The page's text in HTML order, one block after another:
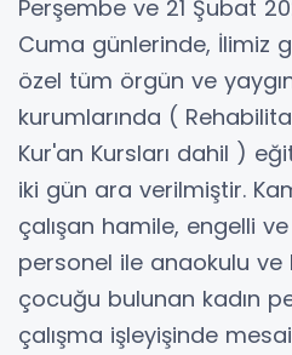
Perşembe ve 21 Şubat
Cuma günlerinde, İlimiz
özel tüm örgün ve
kurumlarında (
Kur'an Kursları dahil )
iki gün ara verilmiştir.
çalışan hamile, engelli
personel ile anaokulu
çocuğu bulunan kadın
çalışma işleyişinde